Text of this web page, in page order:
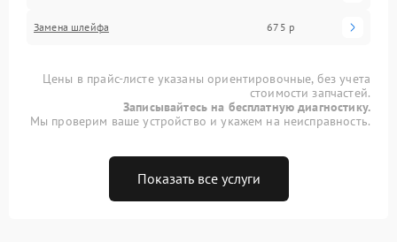
Замена шлейфа 675 р
Цены в прайс-листе указаны ориентировочные, без учета
стоимости запчастей.
Записывайтесь на бесплатную диагностику.
Мы проверим ваше устройство и укажем на неисправность.
Показать все услуги